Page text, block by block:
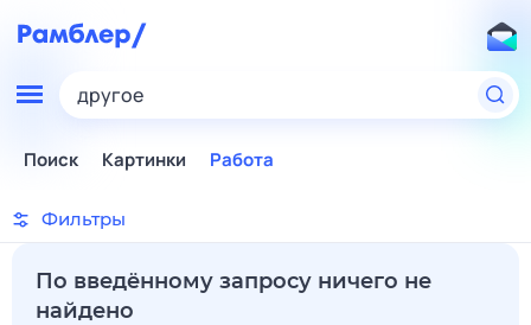
другое
Поиск Картинки Работа
Фильтры
По введённому запросу ничего не
найдено